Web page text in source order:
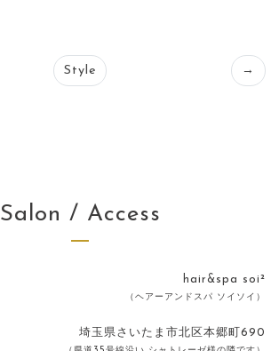
Style →
Salon / Access
hair&spa soi²
（ヘアーアンドスパ ソイソイ）
埼玉県さいたま市北区本郷町690